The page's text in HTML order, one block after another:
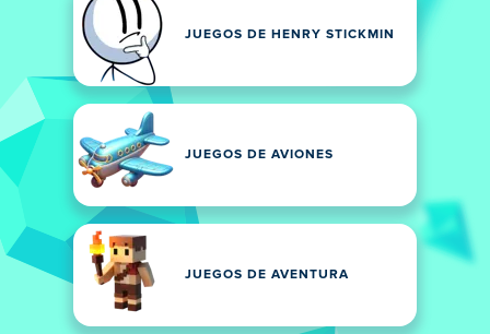
JUEGOS DE HENRY STICKMIN
JUEGOS DE AVIONES
JUEGOS DE AVENTURA